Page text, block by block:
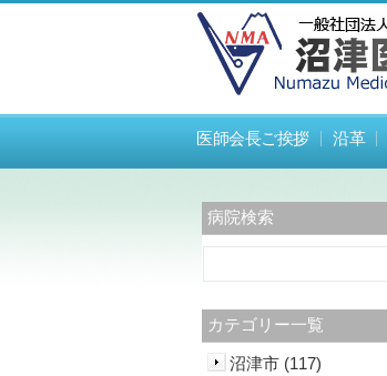
医師会長ご挨拶 沿革
病院検索
カテゴリー一覧
沼津市 (117)